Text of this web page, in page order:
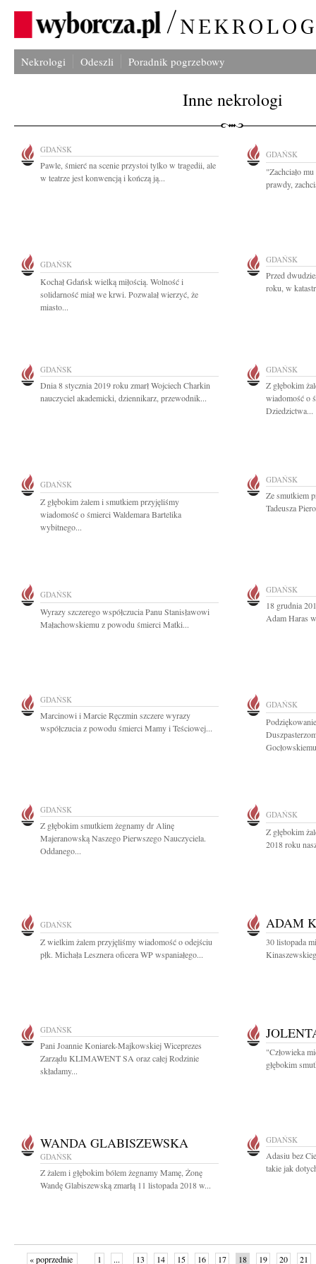
Nekrologi Odeszli Poradnik pogrzebowy
Inne nekrologi
GDAŃSK
Pawle, śmierć na scenie przystoi tylko w tragedii, ale
w teatrze jest konwencją i kończą ją...
GDAŃSK
"Zachciało
prawdy,
GDAŃSK
Kochał Gdańsk wielką miłością. Wolność i
solidarność miał we krwi. Pozwalał wierzyć, że
miasto...
GDAŃSK
Przed
roku, w
GDAŃSK
Dnia 8 stycznia 2019 roku zmarł Wojciech Charkin
nauczyciel akademicki, dziennikarz, przewodnik...
GDAŃSK
Z głębokim
wiadomość o
Dziedzictwa...
GDAŃSK
Z głębokim żalem i smutkiem przyjęliśmy
wiadomość o śmierci Waldemara Bartelika
wybitnego...
GDAŃSK
Ze smutkiem
Tadeusza
GDAŃSK
Wyrazy szczerego współczucia Panu Stanisławowi
Małachowskiemu z powodu śmierci Matki...
GDAŃSK
18 grudnia
Adam Haras
GDAŃSK
Marcinowi i Marcie Ręczmin szczere wyrazy
współczucia z powodu śmierci Mamy i Teściowej...
GDAŃSK
GDAŃSK
Z głębokim smutkiem żegnamy dr Alinę
Majeranowską Naszego Pierwszego Nauczyciela.
Oddanego...
GDAŃSK
Z głębokim
2018 roku
GDAŃSK
Z wielkim żalem przyjęliśmy wiadomość o odejściu
płk. Michała Lesznera oficera WP wspaniałego...
ADAM
30 listopada
GDAŃSK
Pani Joannie Koniarek-Majkowskiej Wiceprezes
Zarządu KLIMAWENT SA oraz całej Rodzinie
składamy...
"Człowieka
głębokim
WANDA GLABISZEWSKA
GDAŃSK
Z żalem i głębokim bólem żegnamy Mamę, Żonę
Wandę Glabiszewską zmarłą 11 listopada 2018 w...
GDAŃSK
Adasiu bez
takie jak
« poprzednie 1 ... 13 14 15 16 17 18 19 20 21